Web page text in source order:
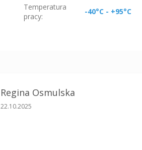
Temperatura
pracy:
-40°C - +95°C
Regina Osmulska
Ocena sklepu to 5 na 5 gwiazdek.
22.10.2025